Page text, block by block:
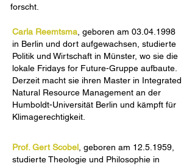
forscht.
Carla Reemtsma , geboren am 03.04.1998
in Berlin und dort aufgewachsen, studierte
Politik und Wirtschaft in Münster, wo sie die
lokale Fridays for Future-Gruppe aufbaute.
Derzeit macht sie ihren Master in Integrated
Natural Resource Management an der
Humboldt-Universität Berlin und kämpft für
Klimagerechtigkeit.
Prof. Gert Scobel geboren am 12.5.1959
studierte Theologie und Philosophie in